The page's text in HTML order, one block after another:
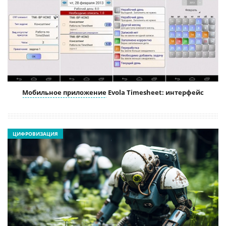
Мобильное приложение Evola Timesheet: интерфейс
ЦИФРОВИЗАЦИЯ